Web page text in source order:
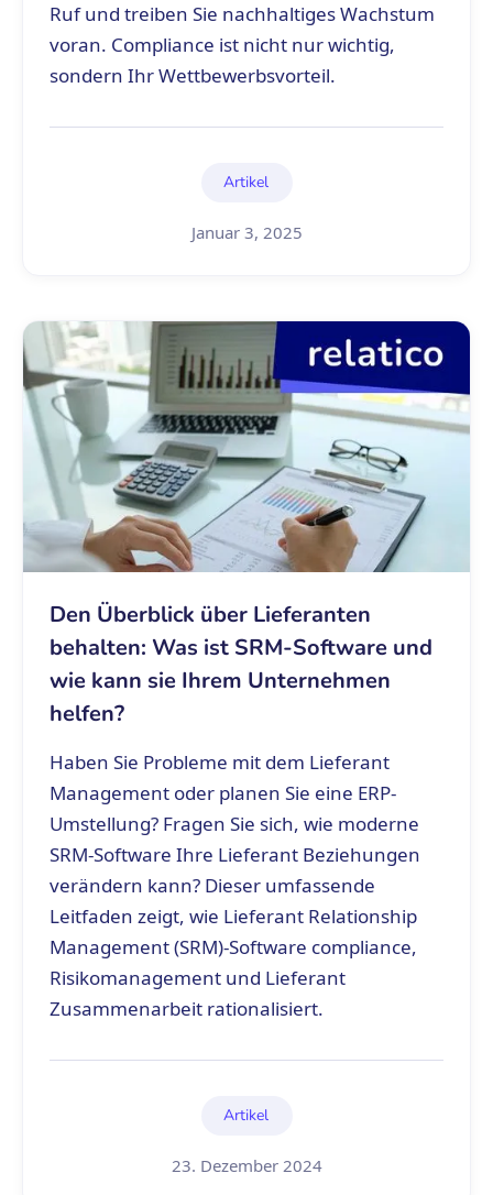
Ruf und treiben Sie nachhaltiges Wachstum
voran. Compliance ist nicht nur wichtig,
sondern Ihr Wettbewerbsvorteil.
Artikel
Januar 3, 2025
Den Überblick über Lieferanten
behalten: Was ist SRM-Software und
wie kann sie Ihrem Unternehmen
helfen?
Haben Sie Probleme mit dem Lieferant
Management oder planen Sie eine ERP-
Umstellung? Fragen Sie sich, wie moderne
SRM-Software Ihre Lieferant Beziehungen
verändern kann? Dieser umfassende
Leitfaden zeigt, wie Lieferant Relationship
Management (SRM)-Software compliance,
Risikomanagement und Lieferant
Zusammenarbeit rationalisiert.
Artikel
23. Dezember 2024